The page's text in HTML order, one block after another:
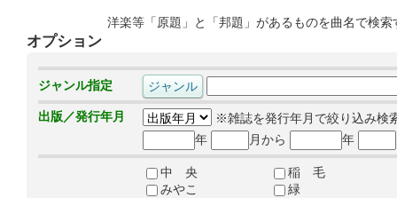
洋楽等「原題」と「邦題」があるものを曲名で検
オプション
ジャンル指定
出版／発行年月
※雑誌を発行年月で絞り込み検
年
月から 年
中 央
稲 毛
みやこ
緑